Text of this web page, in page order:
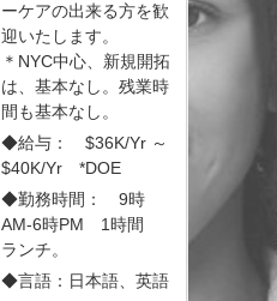
ーケアの出来る方を歓
迎いたします。
＊NYC中心、新規開拓
は、基本なし。残業時
間も基本なし。
◆給与： $36K/Yr ～
$40K/Yr *DOE
◆勤務時間： 9時
AM-6時PM 1時間
ランチ。
◆言語：日本語、英語